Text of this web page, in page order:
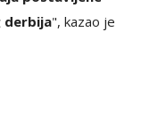
derbija", kazao je